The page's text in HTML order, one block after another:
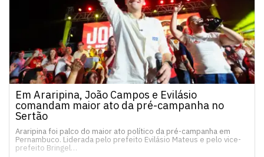
Em Araripina, João Campos e Evilásio
comandam maior ato da pré-campanha no
Sertão
Araripina foi palco do maior ato político da pré-campanha em
Pernambuco. Liderada pelo prefeito Evilásio Mateus e pelo vice-
prefeito Bringel…